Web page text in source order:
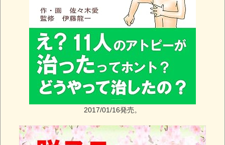
2017/01/16発売。